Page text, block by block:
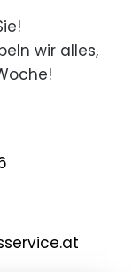
wir alles,